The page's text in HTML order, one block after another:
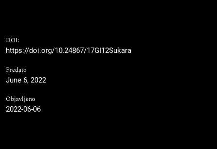
DOI:
https://doi.org/10.24867/17GI12Sukara
Predato
June 6, 2022
Objavljeno
2022-06-06